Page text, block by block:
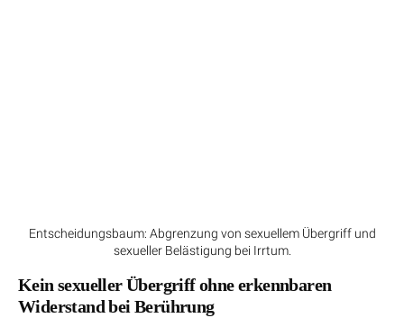
Entscheidungsbaum: Abgrenzung von sexuellem Übergriff und
sexueller Belästigung bei Irrtum.
Kein sexueller Übergriff ohne erkennbaren
Widerstand bei Berührung